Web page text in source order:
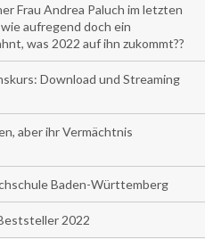
Frau Andrea Paluch im letzten
aufregend doch ein
was 2022 auf ihn zukommt??
Download und Streaming
aber ihr Vermächtnis
Baden-Württemberg
2022